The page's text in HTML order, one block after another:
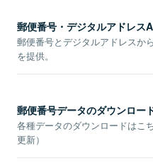
郵便番号・デジタルアドレス
郵便番号とデジタルアドレスか
を提供。
郵便番号データのダウンロー
各種データのダウンロードはこ
更新）